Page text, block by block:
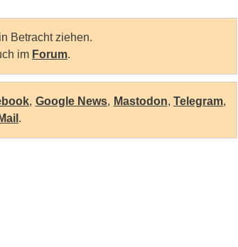
in Betracht ziehen.
im Forum.
, Google News, Mastodon, Telegram,
.